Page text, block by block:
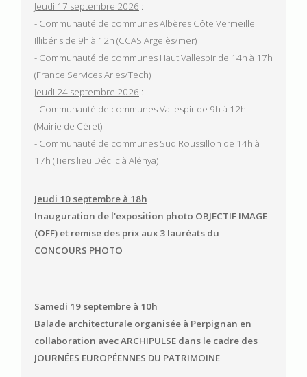
Jeudi 17 septembre 2026 :
- Communauté de communes Albères Côte Vermeille
Illibéris de 9h à 12h (CCAS Argelès/mer)
- Communauté de communes Haut Vallespir de 14h à 17h
(France Services Arles/Tech)
Jeudi 24 septembre 2026 :
- Communauté de communes Vallespir de 9h à 12h
(Mairie de Céret)
- Communauté de communes Sud Roussillon de 14h à
17h (Tiers lieu Déclic à Alénya)
Jeudi 10 septembre à 18h
Inauguration de l'exposition photo OBJECTIF IMAGE
(OFF) et remise des prix aux 3 lauréats du
CONCOURS PHOTO
Samedi 19 septembre à 10h
Balade architecturale organisée à Perpignan en
collaboration avec ARCHIPULSE dans le cadre des
JOURNÉES EUROPÉENNES DU PATRIMOINE